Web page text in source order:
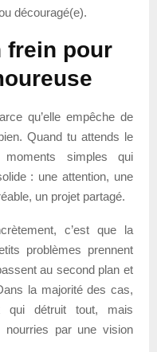
découragé(e).
frein pour
qu’elle empêche de
Quand tu attends le
simples qui
: une attention, une
un projet partagé.
c’est que la
problèmes prennent
au second plan et
la majorité des cas,
qui détruit tout, mais
nourries par une vision